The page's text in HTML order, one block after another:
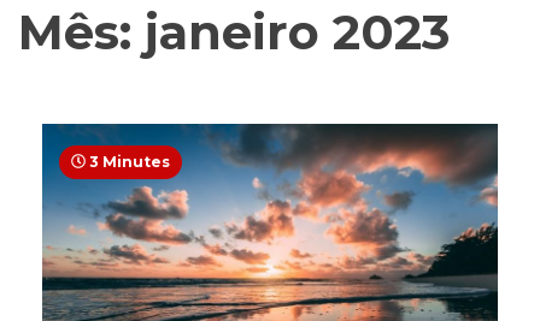
Mês: janeiro 2023
3 Minutes